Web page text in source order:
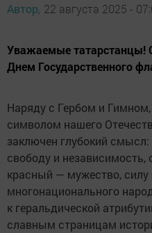
Автор, 22 августа 2025 -
Уважаемые татарстанцы!
Днем Государственного
Наряду с Гербом и
символом нашего
заключен глубокий
свободу и независимость,
красный — мужество, силу
многонационального
к геральдической
славным страницам